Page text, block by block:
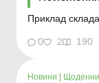
Приклад
0 2 190
Новини